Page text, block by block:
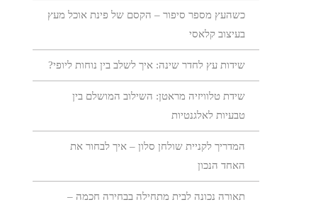
כשהעץ מספר סיפור – הקסם של פינת אוכל מעץ
בעיצוב קלאסי
שידות עץ לחדר שינה: איך לשלב בין נוחות ליופי?
שידת טלוויזיה מראטן: השילוב המושלם בין
טבעיות לאלגנטיות
המדריך לקניית שולחן סלון – איך לבחור את
האחד הנכון
תאורה נכונה לבית מתחילה בבחירה חכמה –